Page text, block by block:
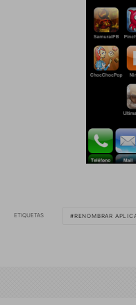
ETIQUETAS RENOMBRAR